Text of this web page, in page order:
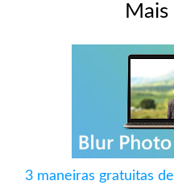
3 maneiras gratuitas